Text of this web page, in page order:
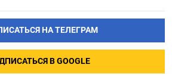
НА ТЕЛЕГРАМ
В GOOGLE